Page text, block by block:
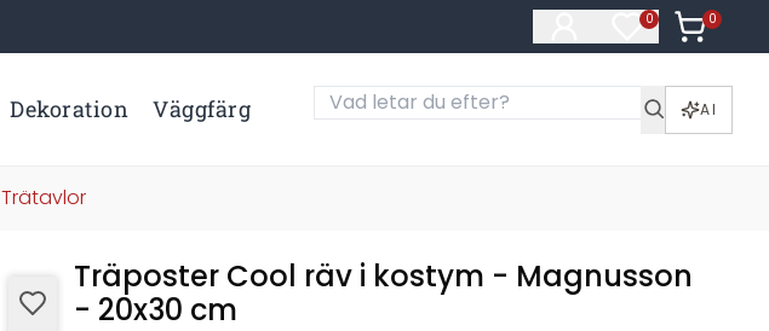
0
Artiklar på
0
Artiklar i
Dekoration Väggfärg AI
Trätavlor
Träposter Cool räv i kostym - Magnusson
- 20x30 cm